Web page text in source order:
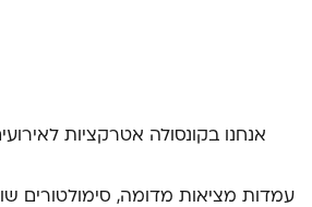
אנחנו בקונסולה אטרקציות
עמדות מציאות מדומה, סימולטורים